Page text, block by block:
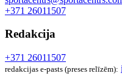
+371 26011507
Redakcija
+371 26011507
redakcijas e-pasts (preses relīzēm):